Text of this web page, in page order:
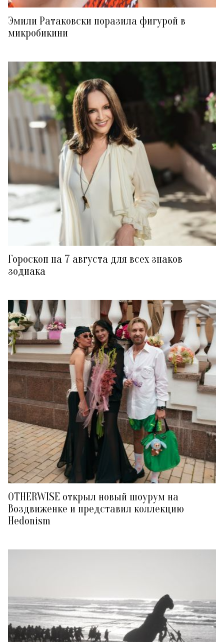
Эмили Ратаковски поразила фигурой в
микробикини
Гороскоп на 7 августа для всех знаков
зодиака
OTHERWISE открыл новый шоурум на
Воздвиженке и представил коллекцию
Hedonism